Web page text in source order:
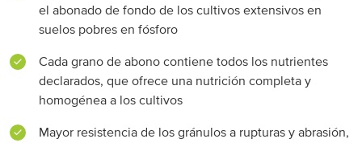
el abonado de fondo de los cultivos extensivos en
suelos pobres en fósforo
Cada grano de abono contiene todos los nutrientes
declarados, que ofrece una nutrición completa y
homogénea a los cultivos
Mayor resistencia de los gránulos a rupturas y abrasión,